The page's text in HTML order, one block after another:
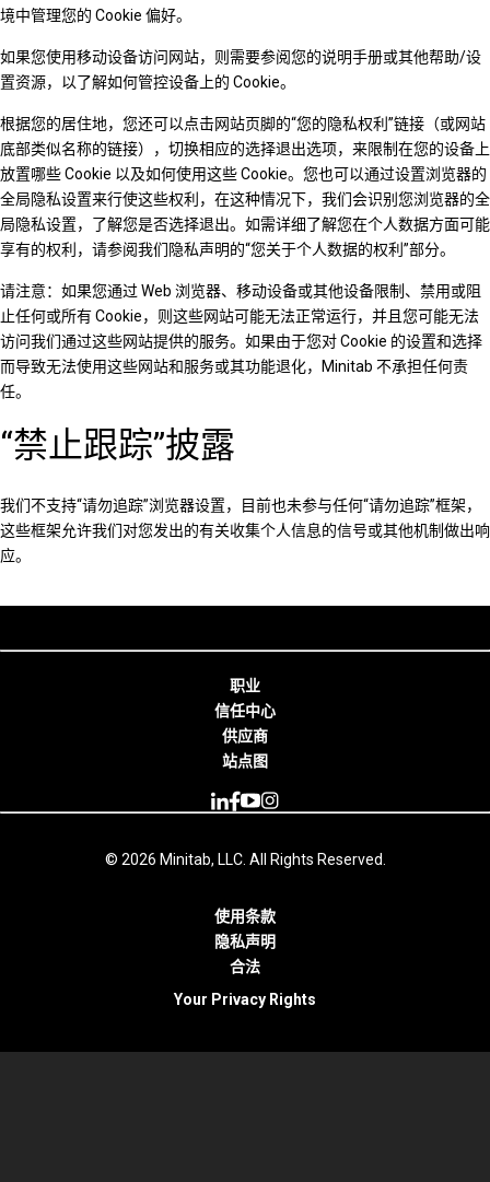
境中管理您的 Cookie 偏好。
如果您使用移动设备访问网站，则需要参阅您的说明手册或其他帮助/设
置资源，以了解如何管控设备上的 Cookie。
根据您的居住地，您还可以点击网站页脚的“您的隐私权利”链接（或网站
底部类似名称的链接），切换相应的选择退出选项，来限制在您的设备上
放置哪些 Cookie 以及如何使用这些 Cookie。您也可以通过设置浏览器的
全局隐私设置来行使这些权利，在这种情况下，我们会识别您浏览器的全
局隐私设置，了解您是否选择退出。如需详细了解您在个人数据方面可能
享有的权利，请参阅我们隐私声明的“您关于个人数据的权利”部分。
请注意：如果您通过 Web 浏览器、移动设备或其他设备限制、禁用或阻
止任何或所有 Cookie，则这些网站可能无法正常运行，并且您可能无法
访问我们通过这些网站提供的服务。如果由于您对 Cookie 的设置和选择
而导致无法使用这些网站和服务或其功能退化，Minitab 不承担任何责
任。
“禁止跟踪”披露
我们不支持“请勿追踪”浏览器设置，目前也未参与任何“请勿追踪”框架，
这些框架允许我们对您发出的有关收集个人信息的信号或其他机制做出响
应。
职业
信任中心
供应商
站点图
© 2026 Minitab, LLC. All Rights Reserved.
使用条款
隐私声明
合法
Your Privacy Rights